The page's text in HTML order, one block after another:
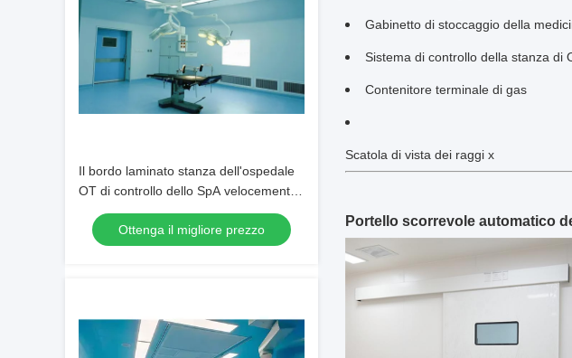
Il bordo laminato stanza dell'ospedale
OT di controllo dello SpA velocemente
ha installato
Ottenga il migliore prezzo
Gabinetto di stoccaggio della
Sistema di controllo della stanza di
Contenitore terminale di gas
Scatola di vista dei raggi x
Portello scorrevole automatico